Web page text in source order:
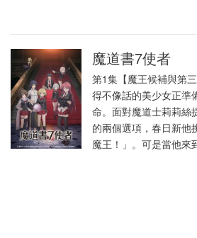
魔道書7使者
第1集【魔王候補與第
得不像話的美少女正準
命。面對魔道士莉莉絲
的兩個選項，春日新他
魔王！」。可是當他來